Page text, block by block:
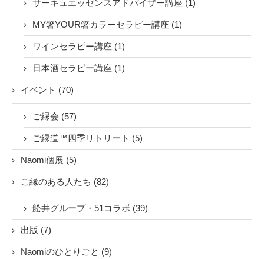
サーキュエッセンスアドバイザー講座 (1)
MY箸YOUR箸カラーセラピー講座 (1)
ワインセラピー講座 (1)
日本酒セラピー講座 (1)
イベント (70)
ご縁会 (57)
ご縁道™四季リトリート (5)
Naomi個展 (5)
ご縁のある人たち (82)
舩井グループ・51コラボ (39)
出版 (7)
Naomiのひとりごと (9)